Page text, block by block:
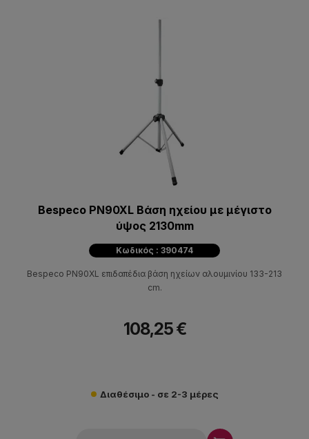
Bespeco PN90XL Βάση ηχείου με μέγιστο
ύψος 2130mm
Κωδικός : 390474
Bespeco PN90XL επιδαπέδια βάση ηχείων αλουμινίου 133-213
cm.
108,25 €
Διαθέσιμο - σε 2-3 μέρες